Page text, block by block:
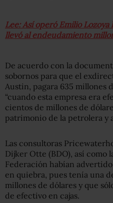
Lee: Así operó Emilio
llevó al endeudamiento
De acuerdo con la
sobornos para que el
Austin, pagara 635 millones
“cuando esta empresa era
cientos de millones de
patrimonio de la petrolera y
Las consultoras
Dijker Otte (BDO), así como
Federación habían
en quiebra, pues tenía una
millones de dólares y que
de efectivo en cajas.